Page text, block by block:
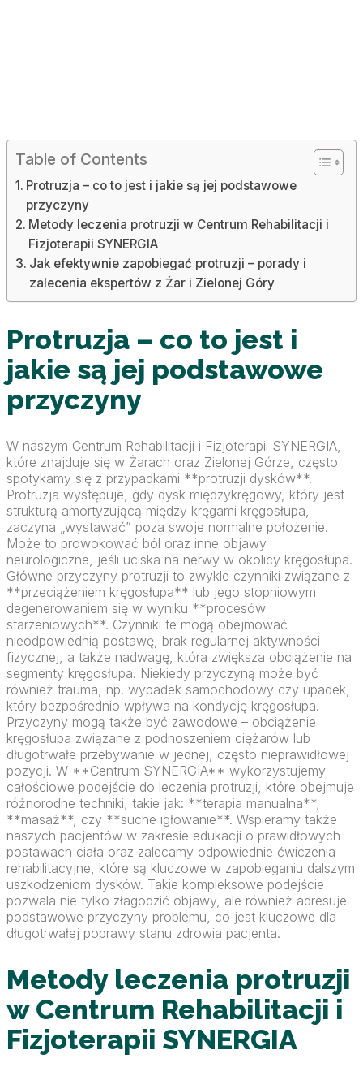
Table of Contents
Protruzja – co to jest i jakie są jej podstawowe
przyczyny
Metody leczenia protruzji w Centrum Rehabilitacji i
Fizjoterapii SYNERGIA
Jak efektywnie zapobiegać protruzji – porady i
zalecenia ekspertów z Żar i Zielonej Góry
Protruzja – co to jest i
jakie są jej podstawowe
przyczyny
W naszym Centrum Rehabilitacji i Fizjoterapii SYNERGIA,
które znajduje się w Żarach oraz Zielonej Górze, często
spotykamy się z przypadkami **protruzji dysków**.
Protruzja występuje, gdy dysk międzykręgowy, który jest
strukturą amortyzującą między kręgami kręgosłupa,
zaczyna „wystawać” poza swoje normalne położenie.
Może to prowokować ból oraz inne objawy
neurologiczne, jeśli uciska na nerwy w okolicy kręgosłupa.
Główne przyczyny protruzji to zwykle czynniki związane z
**przeciążeniem kręgosłupa** lub jego stopniowym
degenerowaniem się w wyniku **procesów
starzeniowych**. Czynniki te mogą obejmować
nieodpowiednią postawę, brak regularnej aktywności
fizycznej, a także nadwagę, która zwiększa obciążenie na
segmenty kręgosłupa. Niekiedy przyczyną może być
również trauma, np. wypadek samochodowy czy upadek,
który bezpośrednio wpływa na kondycję kręgosłupa.
Przyczyny mogą także być zawodowe – obciążenie
kręgosłupa związane z podnoszeniem ciężarów lub
długotrwałe przebywanie w jednej, często nieprawidłowej
pozycji. W **Centrum SYNERGIA** wykorzystujemy
całościowe podejście do leczenia protruzji, które obejmuje
różnorodne techniki, takie jak: **terapia manualna**,
**masaż**, czy **suche igłowanie**. Wspieramy także
naszych pacjentów w zakresie edukacji o prawidłowych
postawach ciała oraz zalecamy odpowiednie ćwiczenia
rehabilitacyjne, które są kluczowe w zapobieganiu dalszym
uszkodzeniom dysków. Takie kompleksowe podejście
pozwala nie tylko złagodzić objawy, ale również adresuje
podstawowe przyczyny problemu, co jest kluczowe dla
długotrwałej poprawy stanu zdrowia pacjenta.
Metody leczenia protruzji
w Centrum Rehabilitacji i
Fizjoterapii SYNERGIA